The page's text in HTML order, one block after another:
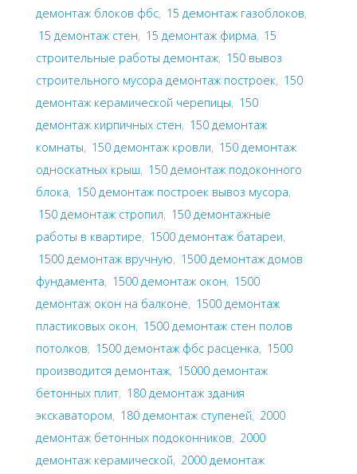
демонтаж блоков фбс, 15 демонтаж газоблоков,
15 демонтаж стен, 15 демонтаж фирма, 15
строительные работы демонтаж, 150 вывоз
строительного мусора демонтаж построек, 150
демонтаж керамической черепицы, 150
демонтаж кирпичных стен, 150 демонтаж
комнаты, 150 демонтаж кровли, 150 демонтаж
односкатных крыш, 150 демонтаж подоконного
блока, 150 демонтаж построек вывоз мусора,
150 демонтаж стропил, 150 демонтажные
работы в квартире, 1500 демонтаж батареи,
1500 демонтаж вручную, 1500 демонтаж домов
фундамента, 1500 демонтаж окон, 1500
демонтаж окон на балконе, 1500 демонтаж
пластиковых окон, 1500 демонтаж стен полов
потолков, 1500 демонтаж фбс расценка, 1500
производится демонтаж, 15000 демонтаж
бетонных плит, 180 демонтаж здания
экскаватором, 180 демонтаж ступеней, 2000
демонтаж бетонных подоконников, 2000
демонтаж керамической, 2000 демонтаж